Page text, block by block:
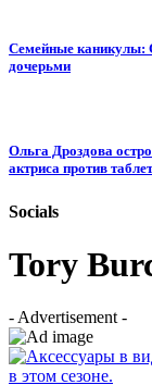
Семейные каникулы:
дочерьми
Ольга Дроздова
актриса против
Socials
Tory
- Advertisement -